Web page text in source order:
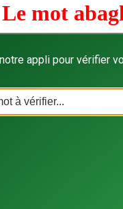
Le mot
appli pour vérifier